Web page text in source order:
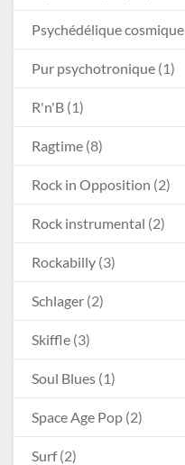
Psychédélique cosmique
Pur psychotronique (1)
R'n'B (1)
Ragtime (8)
Rock in Opposition (2)
Rock instrumental (2)
Rockabilly (3)
Schlager (2)
Skiffle (3)
Soul Blues (1)
Space Age Pop (2)
Surf(2)